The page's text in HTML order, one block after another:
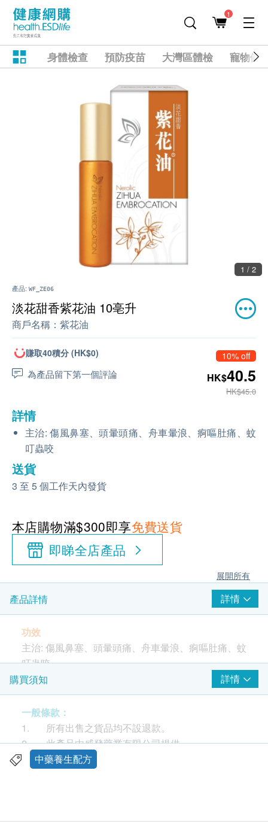
1
身體檢查 預防疫苗 大灣區體檢 寵物健
1 / 2
產品: WF_ZE06
淡花甜香紫花油 10亳升
商戶名稱： 紫花油
賺取40積分 (HK$0)
為產品留下第一個評論
10% off
HK$40.5
HK$45.0
詳情
主治: 傷風鼻塞、頭暈頭痛、舟車暈浪、痾嘔肚痛、蚊
叮蟲咬
送貨
3 至 5 個工作天內發貨
本店購物滿$300即享免費送貨
即睇全店產品
展開所有
產品詳情 詳情
功效
主治: 傷風鼻塞、頭暈頭痛、舟車暈浪、痾嘔肚痛、蚊
叮蟲咬
香港中成藥註冊編號：HKC-18132
使用方法
需要時，每次搽適量於患處，每日3-4次，兒童使用本
產品前，應諮詢中醫師或醫生意見。使用時避免觸及
眼睛及黏膜。
購買須知 詳情
一般條款：
1. 所有出售之貨品均不設退款。
2. 此產品由威發藥業有限公司提供。
3. 如有任何爭議，威發藥業有限公司及健康網購
中藥養生配方